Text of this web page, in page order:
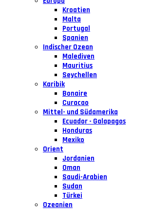
Kroatien
Malta
Portugal
Spanien
Indischer Ozean
Malediven
Mauritius
Seychellen
Karibik
Bonaire
Curacao
Mittel- und Südamerika
Ecuador - Galapagos
Honduras
Mexiko
Orient
Jordanien
Oman
Saudi-Arabien
Sudan
Türkei
Ozeanien